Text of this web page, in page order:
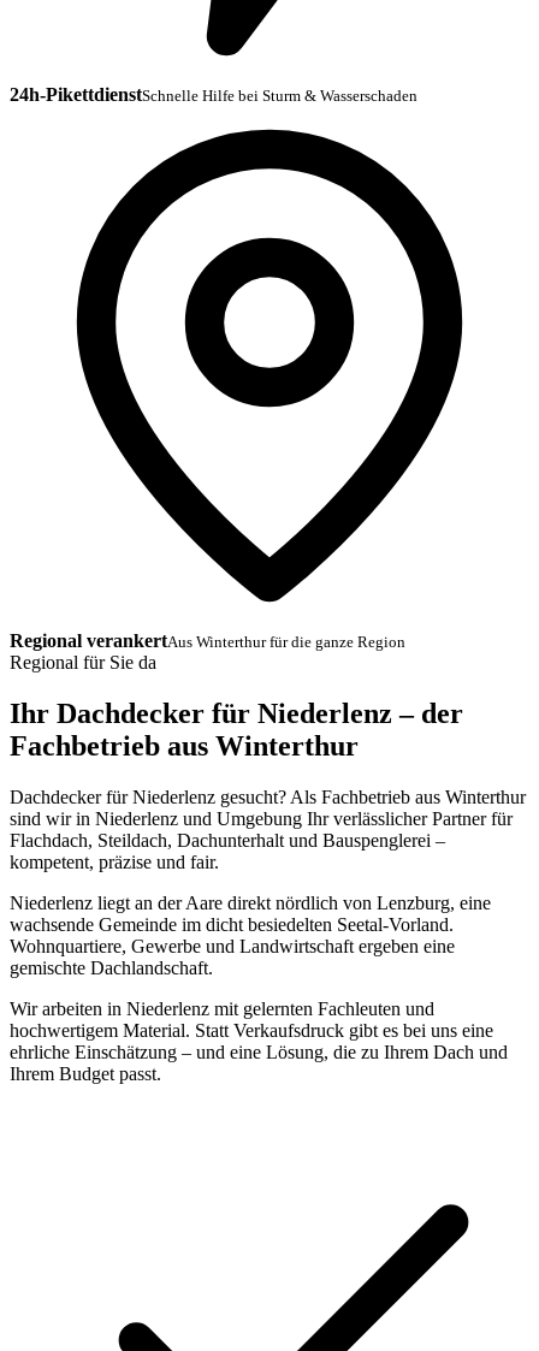
24h-PikettdienstSchnelle Hilfe bei Sturm & Wasserschaden
Regional verankertAus Winterthur für die ganze Region
Regional für Sie da
Ihr Dachdecker für Niederlenz – der
Fachbetrieb aus Winterthur
Dachdecker für Niederlenz gesucht? Als Fachbetrieb aus Winterthur
sind wir in Niederlenz und Umgebung Ihr verlässlicher Partner für
Flachdach, Steildach, Dachunterhalt und Bauspenglerei –
kompetent, präzise und fair.
Niederlenz liegt an der Aare direkt nördlich von Lenzburg, eine
wachsende Gemeinde im dicht besiedelten Seetal-Vorland.
Wohnquartiere, Gewerbe und Landwirtschaft ergeben eine
gemischte Dachlandschaft.
Wir arbeiten in Niederlenz mit gelernten Fachleuten und
hochwertigem Material. Statt Verkaufsdruck gibt es bei uns eine
ehrliche Einschätzung – und eine Lösung, die zu Ihrem Dach und
Ihrem Budget passt.